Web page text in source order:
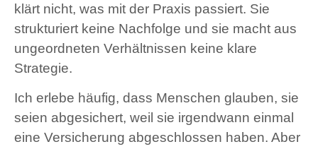
klärt nicht, was mit der Praxis passiert. Sie
strukturiert keine Nachfolge und sie macht aus
ungeordneten Verhältnissen keine klare
Strategie.
Ich erlebe häufig, dass Menschen glauben, sie
seien abgesichert, weil sie irgendwann einmal
eine Versicherung abgeschlossen haben. Aber